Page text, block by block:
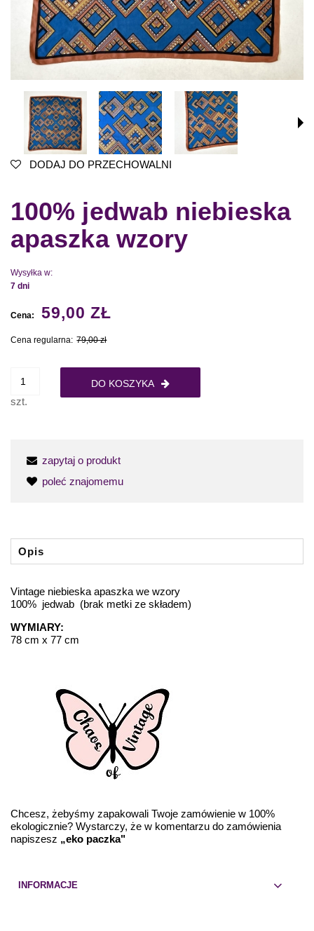
DODAJ DO PRZECHOWALNI
100% jedwab niebieska
apaszka wzory
Wysyłka w:
7 dni
Cena: 59,00 ZŁ
Cena regularna: 79,00 zł
szt.
DO KOSZYKA
zapytaj o produkt
poleć znajomemu
Opis
Vintage niebieska apaszka we wzory
100% jedwab (brak metki ze składem)
WYMIARY:
78 cm x 77 cm
Chcesz, żebyśmy zapakowali Twoje zamówienie w 100%
ekologicznie? Wystarczy, że w komentarzu do zamówienia
napiszesz „eko paczka"
INFORMACJE